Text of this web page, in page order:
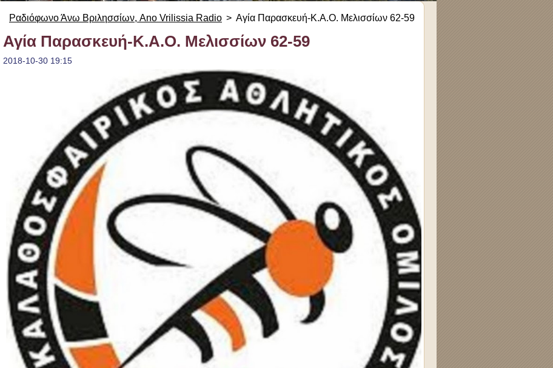
Ραδιόφωνο Άνω Βριλησσίων, Ano Vrilissia Radio > Αγία Παρασκευή-Κ.Α.Ο. Μελισσίων 62-59
Αγία Παρασκευή-Κ.Α.Ο. Μελισσίων 62-59
2018-10-30 19:15